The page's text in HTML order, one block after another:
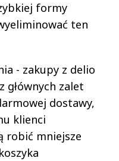
formy
ten
- zakupy z delio
głównych zalet
dostawy,
klienci
robić mniejsze